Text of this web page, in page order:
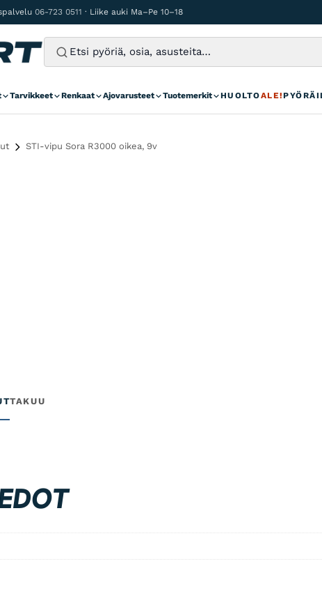
06-723 0511 · Liike auki Ma–Pe 10–18
Tarvikkeet Renkaat Ajovarusteet Tuotemerkit HUOLTOALE!
STI-vipu Sora R3000 oikea, 9v
TAKUU